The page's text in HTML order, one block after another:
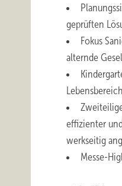
geprüften
Fokus
alternde
effizienter
werkseitig
Messe-